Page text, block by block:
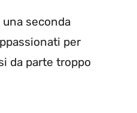
seconda
per
da parte troppo